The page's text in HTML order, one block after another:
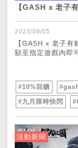
【GASH x 老子
2023/09/05
【GASH x 老子有
額至指定遊戲內即
#10%回饋
#九月限時快閃
活動新聞